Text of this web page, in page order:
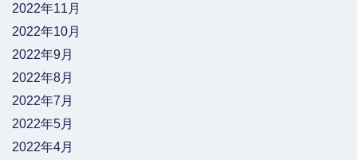
2022年11月
2022年10月
2022年9月
2022年8月
2022年7月
2022年5月
2022年4月